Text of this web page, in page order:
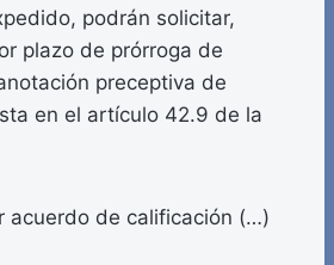
podrán solicitar,
plazo de prórroga de
preceptiva de
en el artículo 42.9 de la
acuerdo de calificación (…)